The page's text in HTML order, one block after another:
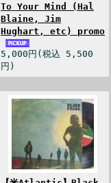
To Your Mind (Hal
Blaine, Jim
Hughart, etc) promo
5,000円(税込 5,500
円)